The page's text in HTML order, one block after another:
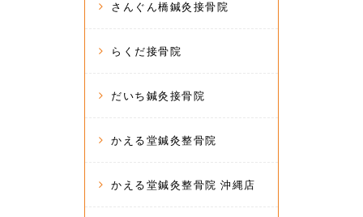
さんぐん橋鍼灸接骨院
らくだ接骨院
だいち鍼灸接骨院
かえる堂鍼灸整骨院
かえる堂鍼灸整骨院 沖縄店